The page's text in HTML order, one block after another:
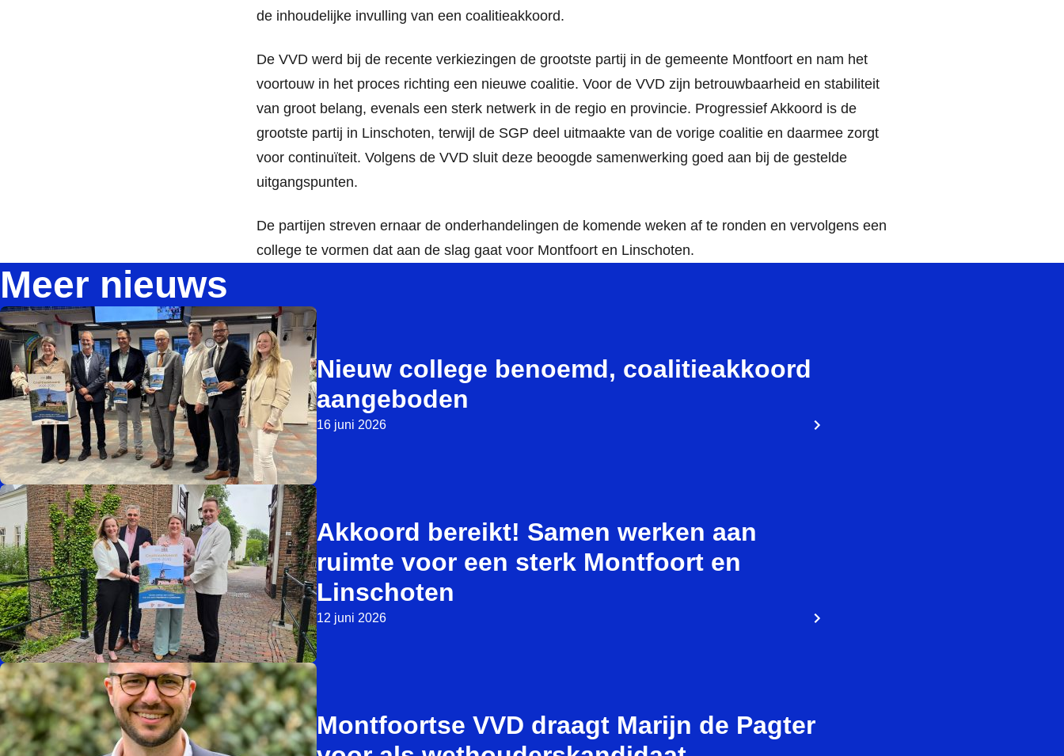
de inhoudelijke invulling van een coalitieakkoord.
De VVD werd bij de recente verkiezingen de grootste partij in de gemeente Montfoort en nam het
voortouw in het proces richting een nieuwe coalitie. Voor de VVD zijn betrouwbaarheid en stabiliteit
van groot belang, evenals een sterk netwerk in de regio en provincie. Progressief Akkoord is de
grootste partij in Linschoten, terwijl de SGP deel uitmaakte van de vorige coalitie en daarmee zorgt
voor continuïteit. Volgens de VVD sluit deze beoogde samenwerking goed aan bij de gestelde
uitgangspunten.
De partijen streven ernaar de onderhandelingen de komende weken af te ronden en vervolgens een
college te vormen dat aan de slag gaat voor Montfoort en Linschoten.
Meer nieuws
Nieuw college benoemd, coalitieakkoord
aangeboden
16 juni 2026
Akkoord bereikt! Samen werken aan
ruimte voor een sterk Montfoort en
Linschoten
12 juni 2026
Montfoortse VVD draagt Marijn de Pagter